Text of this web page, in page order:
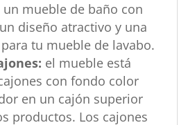
un mueble de baño con
diseño atractivo y una
tu mueble de lavabo.
el mueble está
con fondo color
en un cajón superior
productos. Los cajones